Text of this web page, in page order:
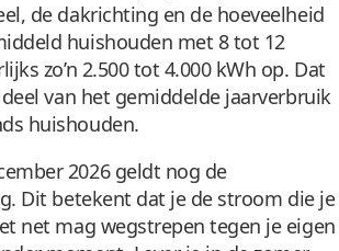
de dakrichting en de hoeveelheid
huishouden met 8 tot 12
zo’n 2.500 tot 4.000 kWh op. Dat
van het gemiddelde jaarverbruik
huishouden.
2026 geldt nog de
Dit betekent dat je de stroom die je
net mag wegstrepen tegen je eigen